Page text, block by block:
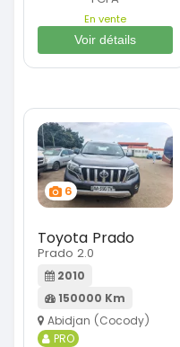
En vente
Voir détails
6
Toyota Prado
Prado 2.0
2010
150000 Km
Abidjan (Cocody)
PRO